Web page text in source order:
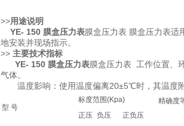
>>用途说明
YE- 150 膜盒压力表膜盒压力表 膜盒压力表适
地安装并现场指示。
>> 主要技术指标
YE- 150 膜盒压力表膜盒压力表 工作位置、
气体。
温度影响：使用温度偏离20±5℃时，其温度附
型 号
标度范围(Kpa)
精确度
正压 负压 正负压